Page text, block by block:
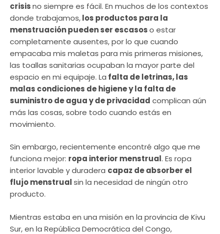
crisisno siempre es fácil. En muchos de los contextos
donde trabajamos,los productos para la
menstruación pueden ser escasoso estar
completamente ausentes, por lo que cuando
empacaba mis maletas para mis primeras misiones,
las toallas sanitarias ocupaban la mayor parte del
espacio en mi equipaje. La falta de letrinas, las
malas condiciones de higiene y la falta de
suministro de agua y de privacidad complican aún
más las cosas, sobre todo cuando estás en
movimiento.
Sin embargo, recientemente encontré algo que me
funciona mejor: ropa interior menstrual. Es ropa
interior lavable y duradera capaz de absorber el
flujo menstrualsin la necesidad de ningún otro
producto.
Mientras estaba en una misión en la provincia de Kivu
Sur, en la República Democrática del Congo,